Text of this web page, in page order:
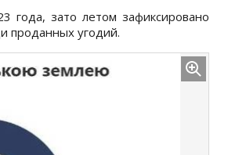
года, зато летом зафиксировано
проданных угодий.